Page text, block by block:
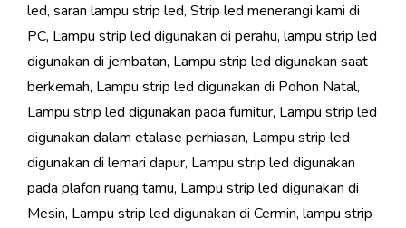
led, saran lampu strip led, Strip led menerangi kami di
PC, Lampu strip led digunakan di perahu, lampu strip led
digunakan di jembatan, Lampu strip led digunakan saat
berkemah, Lampu strip led digunakan di Pohon Natal,
Lampu strip led digunakan pada furnitur, Lampu strip led
digunakan dalam etalase perhiasan, Lampu strip led
digunakan di lemari dapur, Lampu strip led digunakan
pada plafon ruang tamu, Lampu strip led digunakan di
Mesin, Lampu strip led digunakan di Cermin, lampu strip